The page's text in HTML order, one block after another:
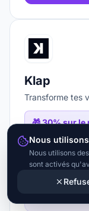
Klap
Transforme tes
🎁30% sur le
K1MFECCB
Nous
Nous utilisons
sont activés